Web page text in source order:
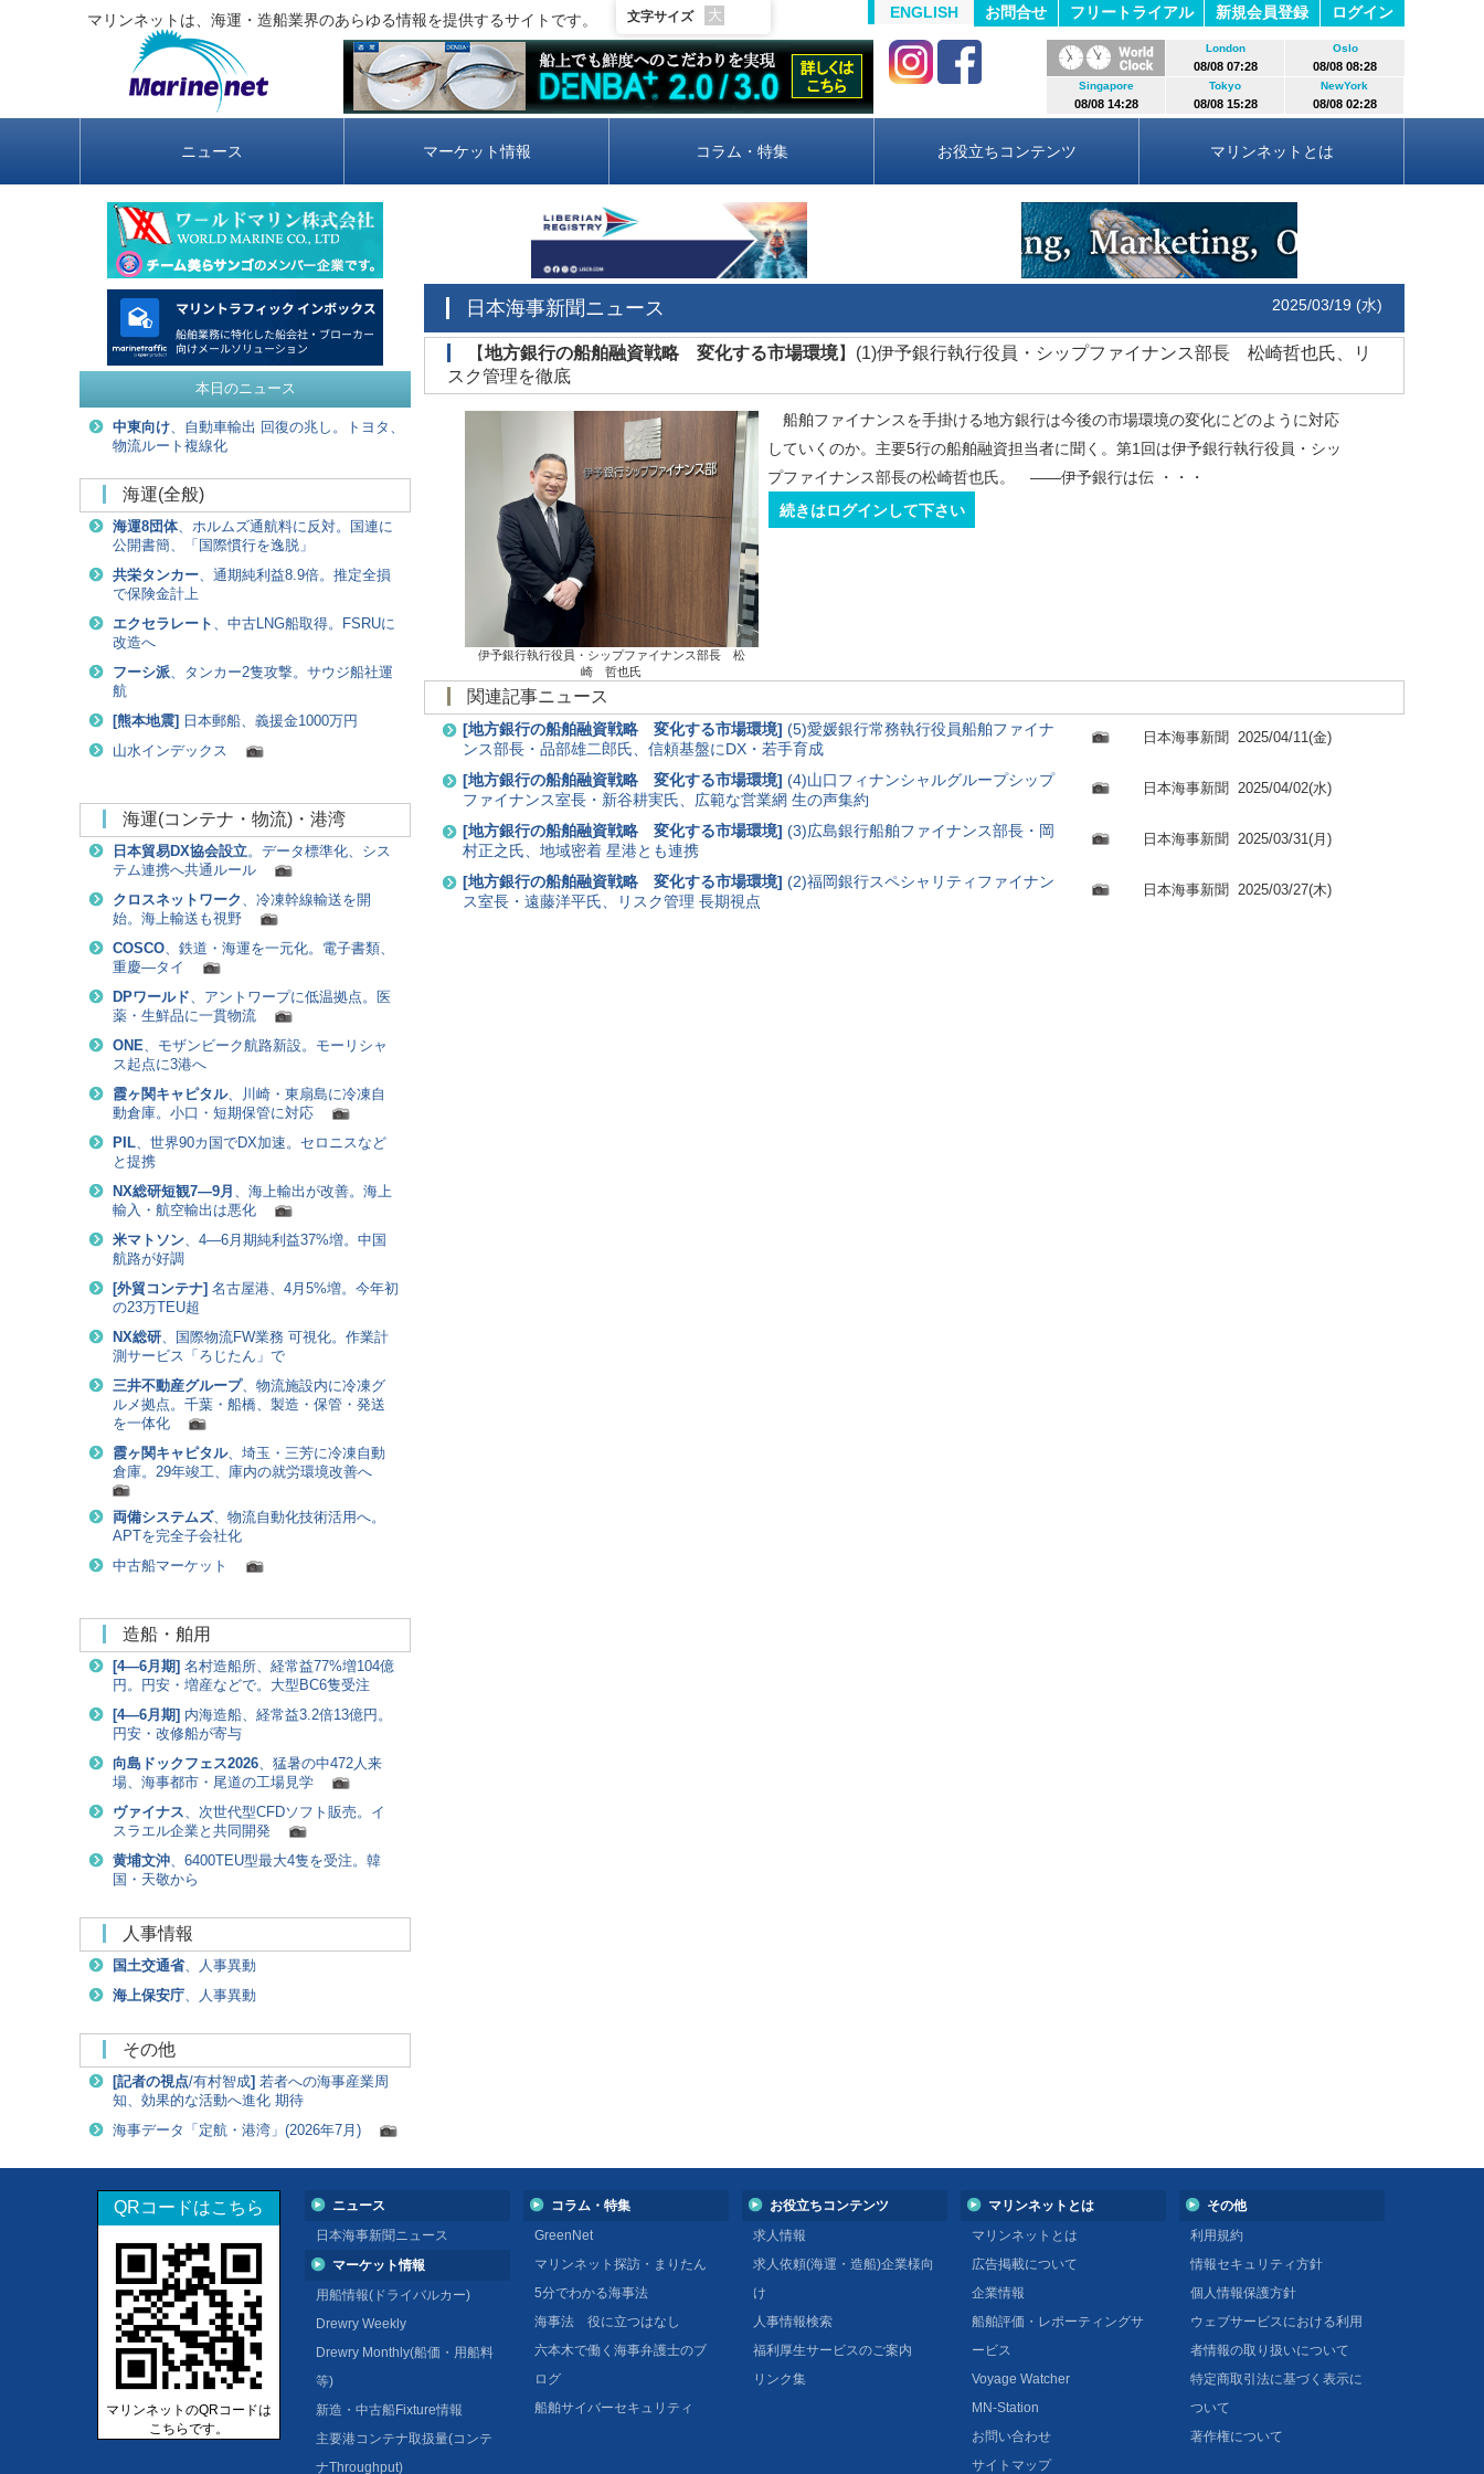
マリンネットは、海運・造船業界のあらゆる情報を提供するサイトです。 文字サイズ 大 ログイン
新規会員登録
フリートライアル
お問合せ
ENGLISH
Oslo
08/08 08:28
London
08/08 07:28
NewYork
08/08 02:28
Tokyo
08/08 15:28
Singapore
08/08 14:28
ニュース マーケット情報 コラム・特集 お役立ちコンテンツ マリンネットとは
日本海事新聞ニュース 2025/03/19 (水)
‌【地方銀行の船舶融資戦略 変化する市場環境】(1)伊予銀行執行役員・シップファイナンス部長 松崎哲也氏、リ
スク管理を徹底
伊予銀行執行役員・シップファイナンス部長 松
崎 哲也氏
船舶ファイナンスを手掛ける地方銀行は今後の市場環境の変化にどのように対応
していくのか。主要5行の船舶融資担当者に聞く。第1回は伊予銀行執行役員・シッ
プファイナンス部長の松崎哲也氏。 ――伊予銀行は伝
・・・
続きはログインして下さい
関連記事ニュース
[地方銀行の船舶融資戦略 変化する市場環境] (5)愛媛銀行常務執行役員船舶ファイナ
ンス部長・品部雄二郎氏、信頼基盤にDX・若手育成
2025/04/11(金)
日本海事新聞
[地方銀行の船舶融資戦略 変化する市場環境] (4)山口フィナンシャルグループシップ
ファイナンス室長・新谷耕実氏、広範な営業網 生の声集約
2025/04/02(水)
日本海事新聞
[地方銀行の船舶融資戦略 変化する市場環境] (3)広島銀行船舶ファイナンス部長・岡
村正之氏、地域密着 星港とも連携
2025/03/31(月)
日本海事新聞
[地方銀行の船舶融資戦略 変化する市場環境] (2)福岡銀行スペシャリティファイナン
ス室長・遠藤洋平氏、リスク管理 長期視点
2025/03/27(木)
日本海事新聞
本日のニュース
中東向け、自動車輸出 回復の兆し。トヨタ、
物流ルート複線化
海運(全般)
海運8団体、ホルムズ通航料に反対。国連に
公開書簡、「国際慣行を逸脱」
共栄タンカー、通期純利益8.9倍。推定全損
で保険金計上
エクセラレート 、中古LNG船取得。FSRUに
改造へ
フーシ派、タンカー2隻攻撃。サウジ船社運
航
[熊本地震]
日本郵船、義援金1000万円
山水インデックス
海運(コンテナ・物流)・港湾
日本貿易DX協会設立。データ標準化、シス
テム連携へ共通ルール
クロスネットワーク 、冷凍幹線輸送を開
始。海上輸送も視野
COSCO、鉄道・海運を一元化。電子書類、
重慶―タイ
DPワールド、アントワープに低温拠点。医
薬・生鮮品に一貫物流
ONE、モザンビーク航路新設。モーリシャ
ス起点に3港へ
霞ヶ関キャピタル、川崎・東扇島に冷凍自
動倉庫。小口・短期保管に対応
PIL、世界90カ国でDX加速。セロニスなど
と提携
NX総研短観7―9月 、海上輸出が改善。海上
輸入・航空輸出は悪化
米マトソン、4―6月期純利益37%増。中国
航路が好調
[外貿コンテナ] 名古屋港、4月5%増。今年初
の23万TEU超
NX総研、国際物流FW業務 可視化。作業計
測サービス「ろじたん」で
三井不動産グループ、物流施設内に冷凍グ
ルメ拠点。千葉・船橋、製造・保管・発送
を一体化
霞ヶ関キャピタル、埼玉・三芳に冷凍自動
倉庫。29年竣工、庫内の就労環境改善へ
両備システムズ、物流自動化技術活用へ。
APTを完全子会社化
中古船マーケット
造船・舶用
[4―6月期] 名村造船所、経常益77%増104億
円。円安・増産などで。大型BC6隻受注
[4―6月期] 内海造船、経常益3.2倍13億円。
円安・改修船が寄与
向島ドックフェス2026、猛暑の中472人来
場、海事都市・尾道の工場見学
ヴァイナス、次世代型CFDソフト販売。イ
スラエル企業と共同開発
黄埔文沖、6400TEU型最大4隻を受注。韓
国・天敬から
人事情報
国土交通省、人事異動
海上保安庁、人事異動
その他
[記者の視点/有村智成] 若者への海事産業周
知、効果的な活動へ進化 期待
海事データ「定航・港湾」(2026年7月)
QRコードはこちら
マリンネットのQRコードは
こちらです。
ニュース
日本海事新聞ニュース
マーケット情報
用船情報(ドライバルカー)
Drewry Weekly
Drewry Monthly(船価・用船料
等)
新造・中古船Fixture情報
主要港コンテナ取扱量(コンテ
ナThroughput)
コラム・特集
GreenNet
マリンネット探訪・まりたん
5分でわかる海事法
海事法 役に立つはなし
六本木で働く海事弁護士のブ
ログ
船舶サイバーセキュリティ
お役立ちコンテンツ
求人情報
求人依頼(海運・造船)企業様向
け
人事情報検索
福利厚生サービスのご案内
リンク集
マリンネットとは
マリンネットとは
広告掲載について
企業情報
船舶評価・レポーティングサ
ービス
Voyage Watcher
MN-Station
お問い合わせ
サイトマップ
その他
利用規約
情報セキュリティ方針
個人情報保護方針
ウェブサービスにおける利用
者情報の取り扱いについて
特定商取引法に基づく表示に
ついて
著作権について